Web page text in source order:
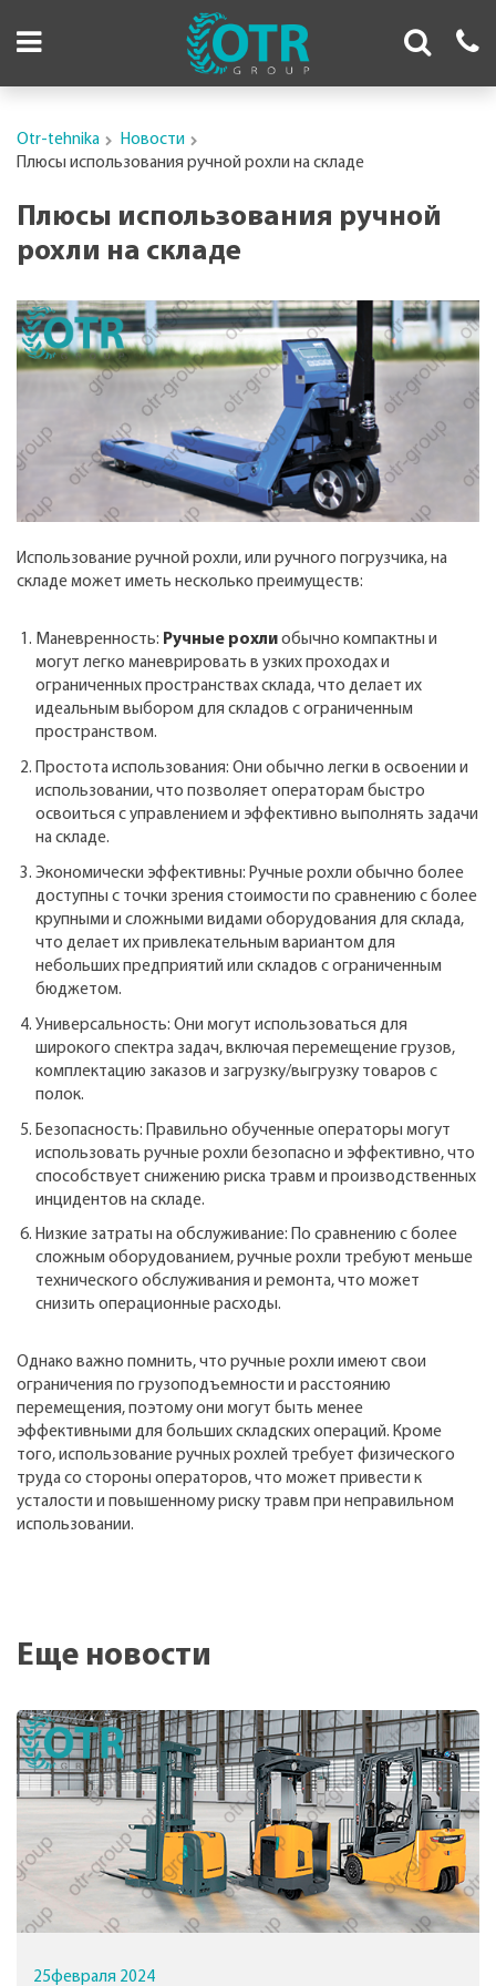
Otr-tehnika
Новости
Плюсы использования ручной рохли на складе
Плюсы использования ручной
рохли на складе
Использование ручной рохли, или ручного погрузчика, на
складе может иметь несколько преимуществ:
Маневренность: Ручные рохлиобычно компактны и
могут легко маневрировать в узких проходах и
ограниченных пространствах склада, что делает их
идеальным выбором для складов с ограниченным
пространством.
Простота использования: Они обычно легки в освоении и
использовании, что позволяет операторам быстро
освоиться с управлением и эффективно выполнять задачи
на складе.
Экономически эффективны: Ручные рохли обычно более
доступны с точки зрения стоимости по сравнению с более
крупными и сложными видами оборудования для склада,
что делает их привлекательным вариантом для
небольших предприятий или складов с ограниченным
бюджетом.
Универсальность: Они могут использоваться для
широкого спектра задач, включая перемещение грузов,
комплектацию заказов и загрузку/выгрузку товаров с
полок.
Безопасность: Правильно обученные операторы могут
использовать ручные рохли безопасно и эффективно, что
способствует снижению риска травм и производственных
инцидентов на складе.
Низкие затраты на обслуживание: По сравнению с более
сложным оборудованием, ручные рохли требуют меньше
технического обслуживания и ремонта, что может
снизить операционные расходы.
Однако важно помнить, что ручные рохли имеют свои
ограничения по грузоподъемности и расстоянию
перемещения, поэтому они могут быть менее
эффективными для больших складских операций. Кроме
того, использование ручных рохлей требует физического
труда со стороны операторов, что может привести к
усталости и повышенному риску травм при неправильном
использовании.
Еще новости
25февраля 2024